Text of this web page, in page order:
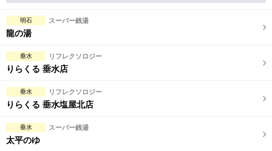
明石 スーパー銭湯
龍の湯
垂水 リフレクソロジー
りらくる 垂水店
垂水 リフレクソロジー
りらくる 垂水塩屋北店
垂水 スーパー銭湯
太平のゆ